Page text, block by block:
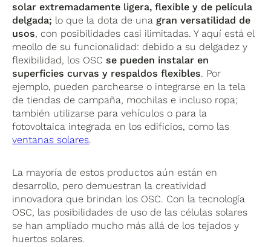
solar extremadamente ligera, flexible y de película
delgada; lo que la dota de una gran versatilidad de
usos, con posibilidades casi ilimitadas. Y aquí está el
meollo de su funcionalidad: debido a su delgadez y
flexibilidad, los OSC se pueden instalar en
superficies curvas y respaldos flexibles. Por
ejemplo, pueden parchearse o integrarse en la tela
de tiendas de campaña, mochilas e incluso ropa;
también utilizarse para vehículos o para la
fotovoltaica integrada en los edificios, como las
ventanas solares.
La mayoría de estos productos aún están en
desarrollo, pero demuestran la creatividad
innovadora que brindan los OSC. Con la tecnología
OSC, las posibilidades de uso de las células solares
se han ampliado mucho más allá de los tejados y
huertos solares.